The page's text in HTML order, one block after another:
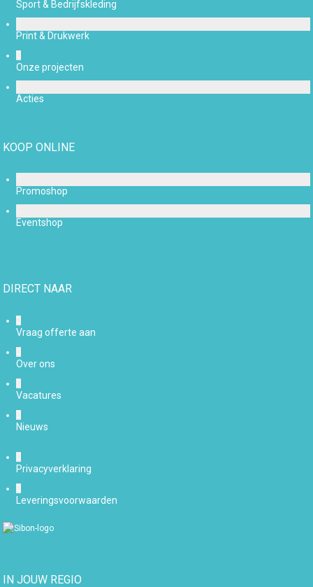
Sport & Bedrijfskleding
Print & Drukwerk
Onze projecten
Acties
KOOP ONLINE
Promoshop
Eventshop
DIRECT NAAR
Vraag offerte aan
Over ons
Vacatures
Nieuws
Privacyverklaring
Leveringsvoorwaarden
IN JOUW REGIO